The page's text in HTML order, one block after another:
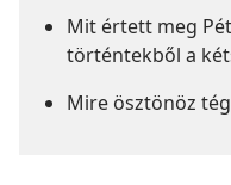
Mit értett meg
történtekből a
Mire ösztönöz